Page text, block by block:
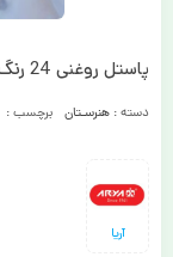
پاستل روغنی 24 رنگ آریا مدل آرتیست
دسته : هنرسـتان برچسب :
آریا